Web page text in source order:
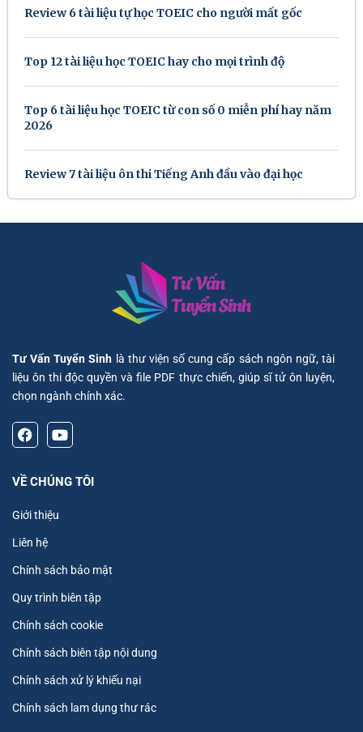
Review 6 tài liệu tự học TOEIC cho người mất gốc
Top 12 tài liệu học TOEIC hay cho mọi trình độ
Top 6 tài liệu học TOEIC từ con số 0 miễn phí hay năm
2026
Review 7 tài liệu ôn thi Tiếng Anh đầu vào đại học
Tư Vấn Tuyển Sinh là thư viện số cung cấp sách ngôn ngữ, tài
liệu ôn thi độc quyền và file PDF thực chiến, giúp sĩ tử ôn luyện,
chọn ngành chính xác.
VỀ CHÚNG TÔI
Giới thiệu
Liên hệ
Chính sách bảo mật
Quy trình biên tập
Chính sách cookie
Chính sách biên tập nội dung
Chính sách xử lý khiếu nại
Chính sách lam dụng thư rác